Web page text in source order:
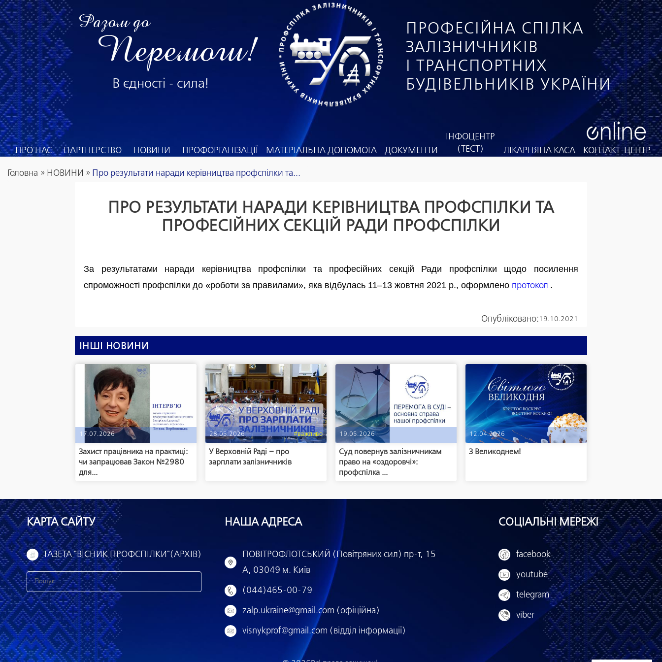
Разом до
Перемоги!
В єдності - сила!
ПРОФЕСІЙНА СПІЛКА
ЗАЛІЗНИЧНИКІВ
І ТРАНСПОРТНИХ
БУДІВЕЛЬНИКІВ УКРАЇНИ
ПРО НАС ПАРТНЕРСТВО НОВИНИ ПРОФОРГАНІЗАЦІЇ МАТЕРІАЛЬНА ДОПОМОГА ДОКУМЕНТИ
ІНФОЦЕНТР
(ТЕСТ)
ЛІКАРНЯНА КАСА КОНТАКТ-ЦЕНТР
Головна » НОВИНИ » Про результати наради керівництва профспілки та...
ПРО РЕЗУЛЬТАТИ НАРАДИ КЕРІВНИЦТВА ПРОФСПІЛКИ ТА
ПРОФЕСІЙНИХ СЕКЦІЙ РАДИ ПРОФСПІЛКИ
За результатами наради керівництва профспілки та професійних секцій Ради профспілки щодо посилення
спроможності профспілки до «роботи за правилами», яка відбулась 11–13 жовтня 2021 р., оформлено протокол .
Опубліковано: 19.10.2021
ІНШІ НОВИНИ
17.07.2026
Захист працівника на практиці:
чи запрацював Закон №2980
для...
28.05.2026 #важливо
У Верховній Раді – про
зарплати залізничників
19.05.2026
Суд повернув залізничникам
право на «оздоровчі»:
профспілка ...
12.04.2026
З Великоднем!
КАРТА САЙТУ
ГАЗЕТА "ВІСНИК ПРОФСПІЛКИ"(АРХІВ)
З
н
а
й
т
и
НАША АДРЕСА
ПОВІТРОФЛОТСЬКИЙ (Повітряних сил) пр-т, 15
А, 03049 м. Київ
(044)465-00-79
zalp.ukraine@gmail.com (офіційна)
visnykprof@gmail.com (відділ інформації)
СОЦІАЛЬНІ МЕРЕЖІ
facebook
youtube
telegram
viber